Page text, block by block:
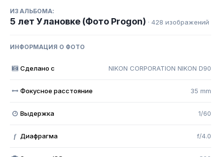
ИЗ АЛЬБОМА:
5 лет Улановке (Фото Progon) · 428 изображений
ИНФОРМАЦИЯ О ФОТО
Сделано с NIKON CORPORATION NIKON D90
Фокусное расстояние 35 mm
Выдержка 1/60
f Диафрагма f/4.0